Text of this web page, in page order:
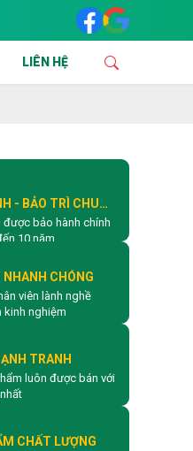
TẠI TPHCM VÀ CÁC KHU
LIÊN HỆ
- BẢO TRÌ CHU
được bảo hành chính
10 năm
CHÓNG
viên lành nghề
kinh nghiệm
TRANH
luôn được bán với
CHẤT LƯỢNG